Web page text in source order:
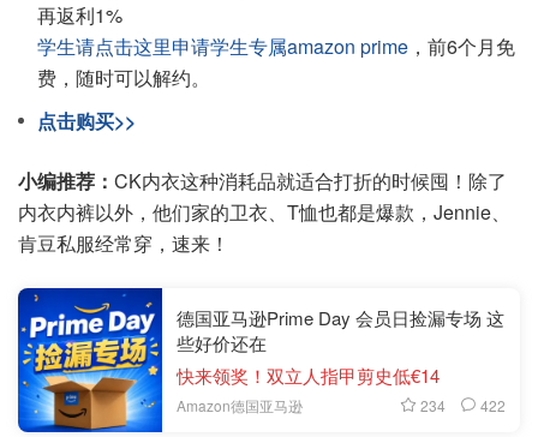
再返利1%
学生请点击这里申请学生专属amazon prime ，前6个月免
费，随时可以解约。
点击购买>>
小编推荐： CK内衣这种消耗品就适合打折的时候囤！除了
内衣内裤以外，他们家的卫衣、T恤也都是爆款，Jennie、
肯豆私服经常穿，速来！
德国亚马逊Prime Day 会员日捡漏专场 这
些好价还在
快来领奖！双立人指甲剪史低€14
Amazon德国亚马逊 234 422